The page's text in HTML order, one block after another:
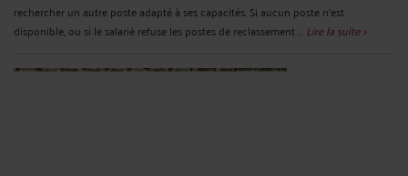
rechercher un autre poste adapté à ses capacités. Si aucun poste n’est
disponible, ou si le salarié refuse les postes de reclassement ... Lire la suite >